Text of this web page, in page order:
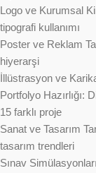
Logo ve Kurumsal
tipografi kullanımı
Poster ve Reklam
hiyerarşi
İllüstrasyon ve
Portfolyo Hazırlığı:
15 farklı proje
Sanat ve Tasarım
tasarım trendleri
Sınav